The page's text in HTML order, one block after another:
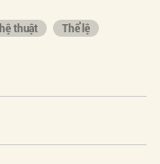
thuật
Thể lệ